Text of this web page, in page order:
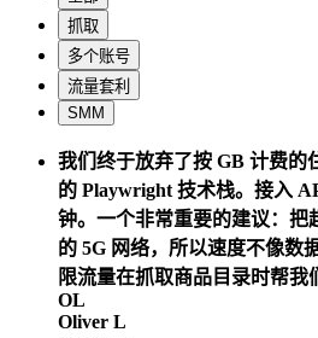
抓取
多个账号
流量套利
SMM
我们终于放弃了按 GB 计费的
的 Playwright 技术栈。接入
钟。一个非常重要的建议：把
的 5G 网络，所以速度不像数
限流量在抓取商品目录时帮我
OL
Oliver L